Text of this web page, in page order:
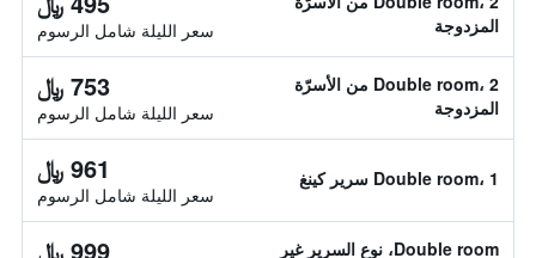
المزدوجة
سعر الليلة شامل الرسوم
Double room، 2 من الأسرّة
المزدوجة
753 ﷼
سعر الليلة شامل الرسوم
Double room، 1 سرير كينغ 961 ﷼
سعر الليلة شامل الرسوم
Double room، نوع السرير غير
999 ﷼